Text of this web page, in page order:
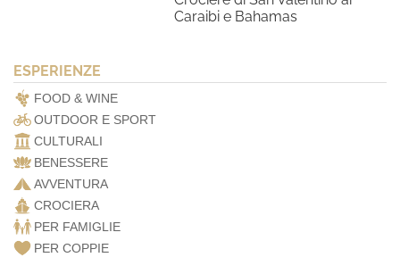
Caraibi e Bahamas
ESPERIENZE
FOOD & WINE
OUTDOOR E SPORT
CULTURALI
BENESSERE
AVVENTURA
CROCIERA
PER FAMIGLIE
PER COPPIE